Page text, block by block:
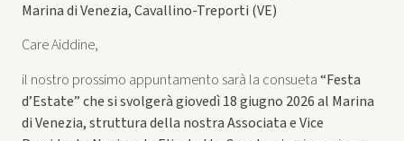
Marina di Venezia, Cavallino-Treporti (VE)
Care Aiddine,
il nostro prossimo appuntamento sarà la consueta“Festa
d’Estate” che si svolgerà giovedì 18 giugno 2026 al Marina
di Venezia, struttura della nostra Associata e Vice